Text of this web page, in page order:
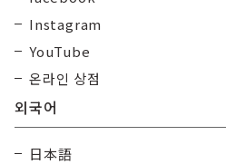
Instagram
YouTube
온라인 상점
외국어
日本語